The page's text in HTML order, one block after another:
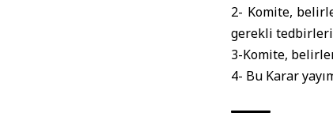
2- Komite,
gerekli tedbirleri
3-Komite,
4- Bu Karar